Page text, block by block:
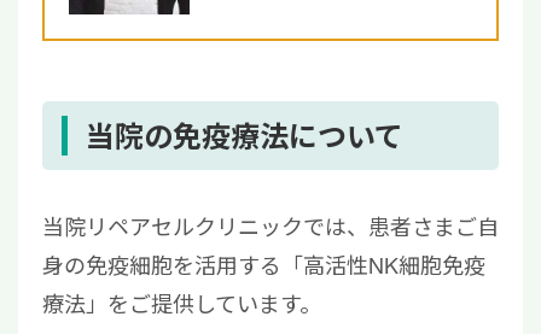
当院の免疫療法について
当院リペアセルクリニックでは、患者さまご自
身の免疫細胞を活用する「高活性NK細胞免疫
療法」をご提供しています。